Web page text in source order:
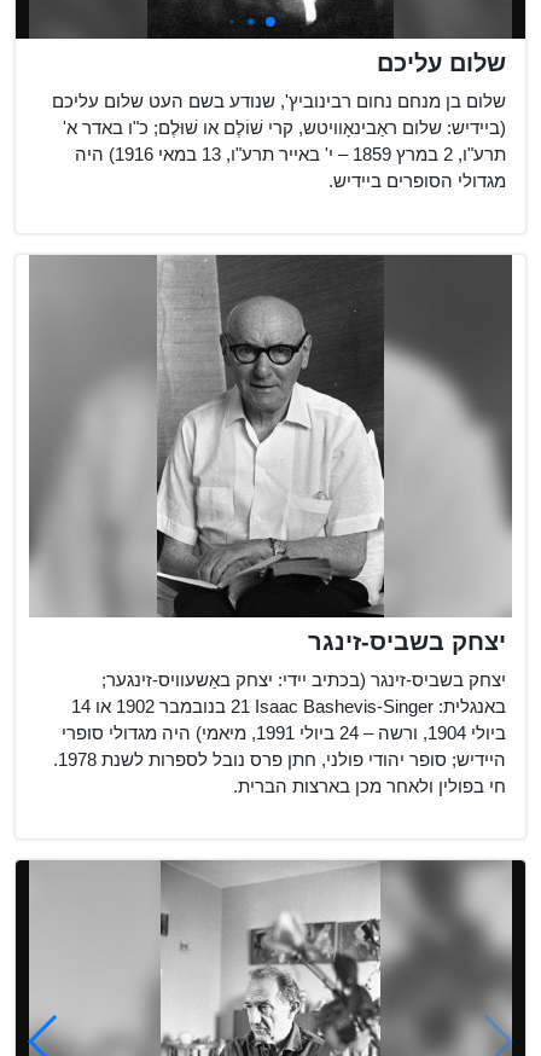
שלום עליכם
שלום בן מנחם נחום רבינוביץ', שנודע בשם העט שלום עליכם
(ביידיש: שלום ראַבינאָוויטש, קרי שׁוֹלֶם או שׁוּלֶם;‏ כ"ו באדר א'
תרע"ו, 2 במרץ 1859 – י' באייר תרע"ו, 13 במאי 1916) היה
מגדולי הסופרים ביידיש.
יצחק בשביס-זינגר
יצחק בשביס-זינגר (בכתיב יידי: יצחק באַשעוויס-זינגער;
באנגלית: Isaac Bashevis-Singer‏ 21 בנובמבר 1902 או 14
ביולי 1904, ורשה – 24 ביולי 1991, מיאמי) היה מגדולי סופרי
היידיש; סופר יהודי פולני, חתן פרס נובל לספרות לשנת 1978.
חי בפולין ולאחר מכן בארצות הברית.